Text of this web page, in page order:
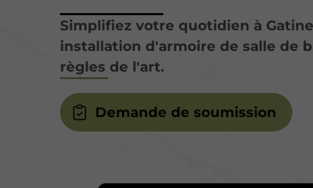
Simplifiez votre quotidien à
installation d'armoire de salle de
règles de l'art.
Demande de soumission